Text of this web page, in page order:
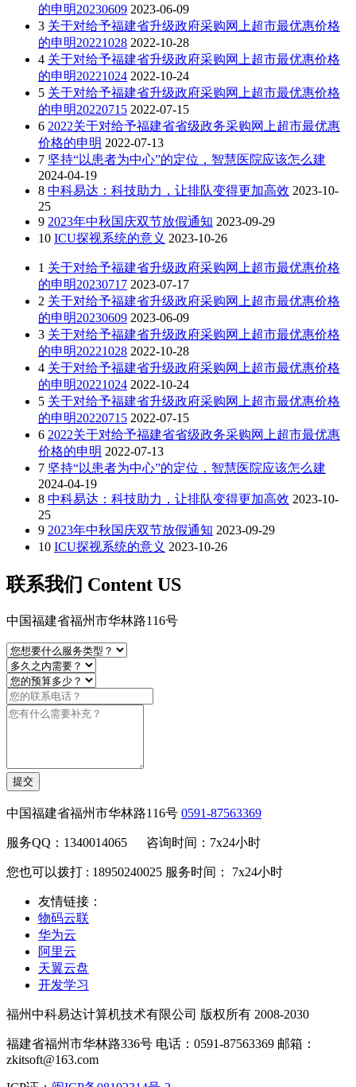
的申明20230609 2023-06-09
3 关于对给予福建省升级政府采购网上超市最优惠价格
的申明20221028 2022-10-28
4 关于对给予福建省升级政府采购网上超市最优惠价格
的申明20221024 2022-10-24
5 关于对给予福建省升级政府采购网上超市最优惠价格
的申明20220715 2022-07-15
6 2022关于对给予福建省省级政务采购网上超市最优惠
价格的申明 2022-07-13
7 坚持“以患者为中心”的定位，智慧医院应该怎么建
2024-04-19
8 中科易达：科技助力，让排队变得更加高效 2023-10-
25
9 2023年中秋国庆双节放假通知 2023-09-29
10 ICU探视系统的意义 2023-10-26
1 关于对给予福建省升级政府采购网上超市最优惠价格
的申明20230717 2023-07-17
2 关于对给予福建省升级政府采购网上超市最优惠价格
的申明20230609 2023-06-09
3 关于对给予福建省升级政府采购网上超市最优惠价格
的申明20221028 2022-10-28
4 关于对给予福建省升级政府采购网上超市最优惠价格
的申明20221024 2022-10-24
5 关于对给予福建省升级政府采购网上超市最优惠价格
的申明20220715 2022-07-15
6 2022关于对给予福建省省级政务采购网上超市最优惠
价格的申明 2022-07-13
7 坚持“以患者为中心”的定位，智慧医院应该怎么建
2024-04-19
8 中科易达：科技助力，让排队变得更加高效 2023-10-
25
9 2023年中秋国庆双节放假通知 2023-09-29
10 ICU探视系统的意义 2023-10-26
联系我们 Content US
中国福建省福州市华林路116号
提交
中国福建省福州市华林路116号 0591-87563369
服务QQ：1340014065 咨询时间：7x24小时
您也可以拨打 : 18950240025 服务时间： 7x24小时
友情链接：
物码云联
华为云
阿里云
天翼云盘
开发学习
福州中科易达计算机技术有限公司 版权所有 2008-2030
福建省福州市华林路336号 电话：0591-87563369 邮箱：
zkitsoft@163.com